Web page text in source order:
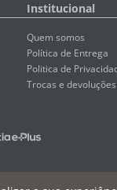
Institucional
Quem somos
Política de Entrega
Politica de
Trocas e devoluções